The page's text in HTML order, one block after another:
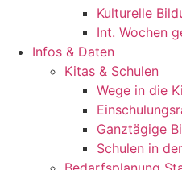
Kulturelle
Int. Wochen
Infos & Daten
Kitas & Schulen
Wege in die
Ganztägige
Schulen in